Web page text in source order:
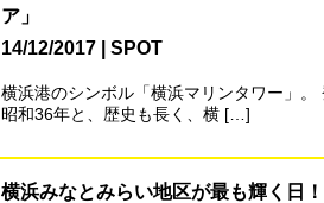
ア」
14/12/2017
SPOT
横浜港のシンボル「横浜マリンタワー」。
昭和36年と、歴史も長く、横 […]
横浜みなとみらい地区が最も輝く日